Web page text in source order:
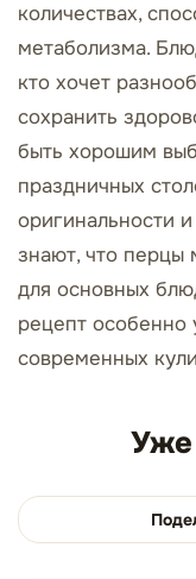
количествах,
метаболизма.
кто хочет
сохранить
быть хорошим
праздничных
оригинальности
знают, что перцы
для основных
рецепт
современных
Уже